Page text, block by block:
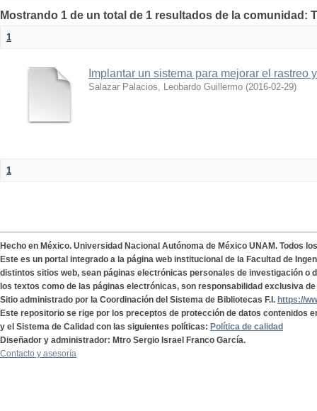
Mostrando 1 de un total de 1 resultados de la comunidad:
1
Implantar un sistema para mejorar el rastreo
Salazar Palacios, Leobardo Guillermo (2016-02-29)
1
Hecho en México. Universidad Nacional Autónoma de México UNAM. Todos
Este es un portal integrado a la página web institucional de la Facultad de
distintos sitios web, sean páginas electrónicas personales de investigación o
los textos como de las páginas electrónicas, son responsabilidad exclusiva
Sitio administrado por la Coordinación del Sistema de Bibliotecas F.I. https://
Este repositorio se rige por los preceptos de protección de datos contenidos
y el Sistema de Calidad con las siguientes políticas: Política de calidad
Diseñador y administrador: Mtro Sergio Israel Franco García.
Contacto y asesoría